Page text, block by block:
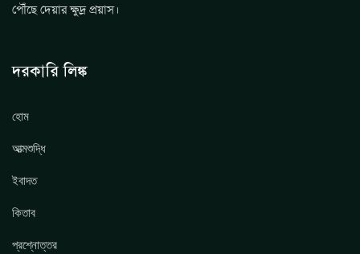
পৌঁছে দেয়ার ক্ষুদ্র প্রয়াস।
দরকারি লিঙ্ক
হোম
আত্মশুদ্ধি
ইবাদত
কিতাব
প্রশ্নোত্তর